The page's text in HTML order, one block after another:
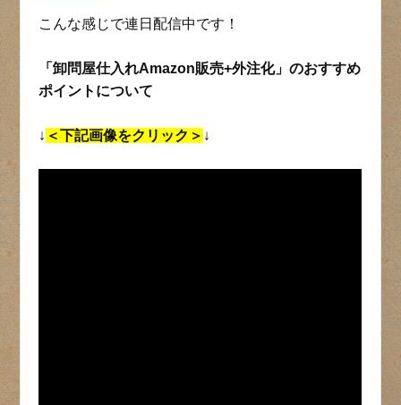
こんな感じで連日配信中です！
「卸問屋仕入れAmazon販売+外注化」のおすすめ
ポイントについて
↓ ＜下記画像をクリック＞ ↓